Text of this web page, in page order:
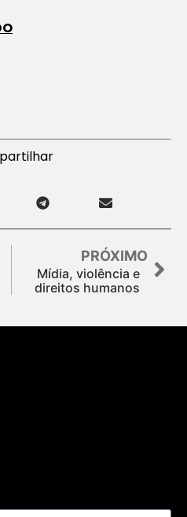
PRÓXIMO
Mídia, violência e
direitos humanos